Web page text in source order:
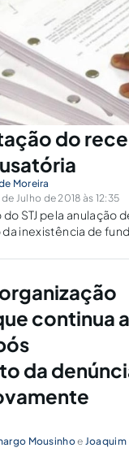
do
Moreira
Julho de 2018 às 12:35
STJ pela anulação
da inexistência de
continua a
da
Mousinhoe Joaquim